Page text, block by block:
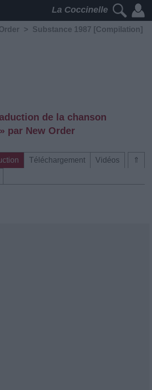
La Coccinelle
> Substance 1987 [Compilation]
de la chanson
par New Order
⇑
Téléchargement
Vidéos